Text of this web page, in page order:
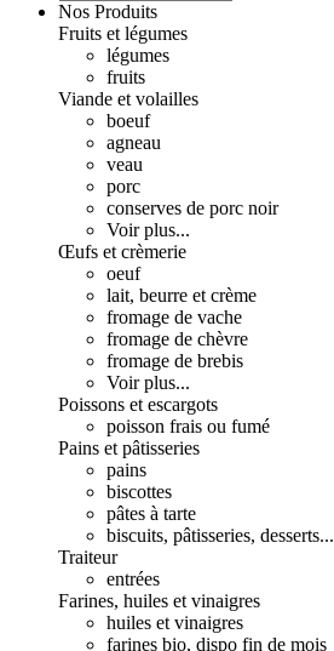
Nos Produits
Fruits et légumes
légumes
fruits
Viande et volailles
boeuf
agneau
veau
porc
conserves de porc noir
Voir plus...
Œufs et crèmerie
oeuf
lait, beurre et crème
fromage de vache
fromage de chèvre
fromage de brebis
Voir plus...
Poissons et escargots
poisson frais ou fumé
Pains et pâtisseries
pains
biscottes
pâtes à tarte
biscuits, pâtisseries, desserts...
Traiteur
entrées
Farines, huiles et vinaigres
huiles et vinaigres
farines bio, dispo fin de mois